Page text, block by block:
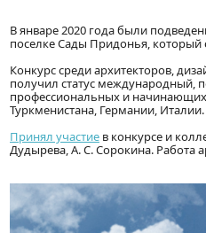
В январе 2020 года были
поселке Сады Придонья, который
Конкурс среди архитекторов,
получил статус международный,
профессиональных и начинающих
Туркменистана, Германии, Италии.
Принял участие в конкурсе и
Дудырева, А. С. Сорокина. Работа